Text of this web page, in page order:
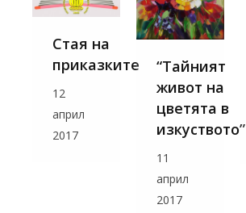
Стая на
приказките
12
април
2017
“Тайният
живот на
цветята в
изкуството”
11
април
2017